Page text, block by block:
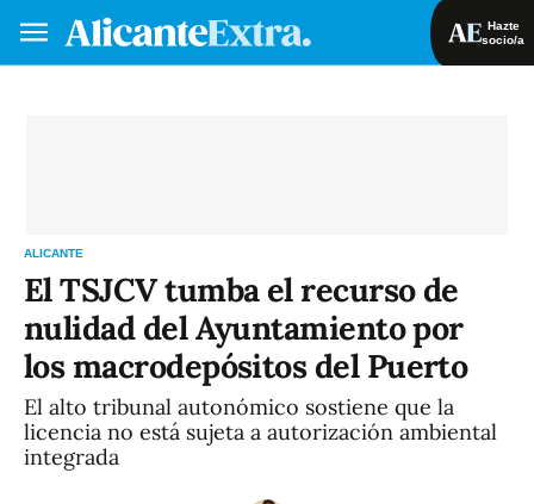
Hazte
socio/a
ALICANTE
El TSJCV tumba el recurso de
nulidad del Ayuntamiento por
los macrodepósitos del Puerto
El alto tribunal autonómico sostiene que la
licencia no está sujeta a autorización ambiental
integrada